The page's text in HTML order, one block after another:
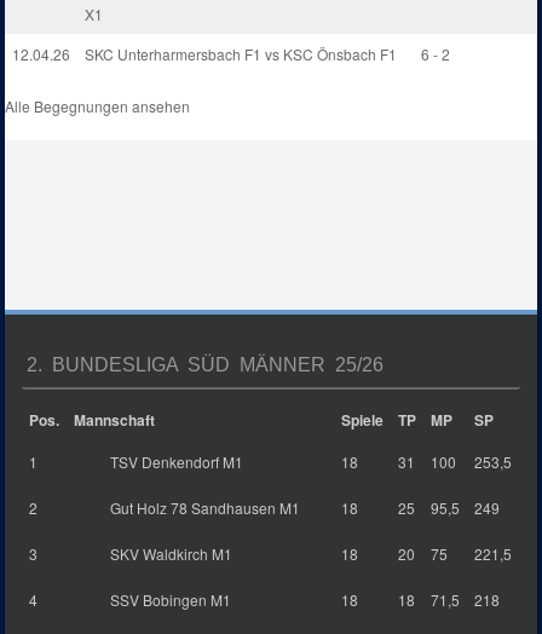
X1
12.04.26 SKC Unterharmersbach F1 vs KSC Önsbach F1 6 - 2
Alle Begegnungen ansehen
2. BUNDESLIGA SÜD MÄNNER 25/26
Pos. Mannschaft Spiele TP MP SP
1 TSV Denkendorf M1 18 31 100 253,5
2 Gut Holz 78 Sandhausen M1 18 25 95,5 249
3 SKV Waldkirch M1 18 20 75 221,5
4 SSV Bobingen M1 18 18 71,5 218